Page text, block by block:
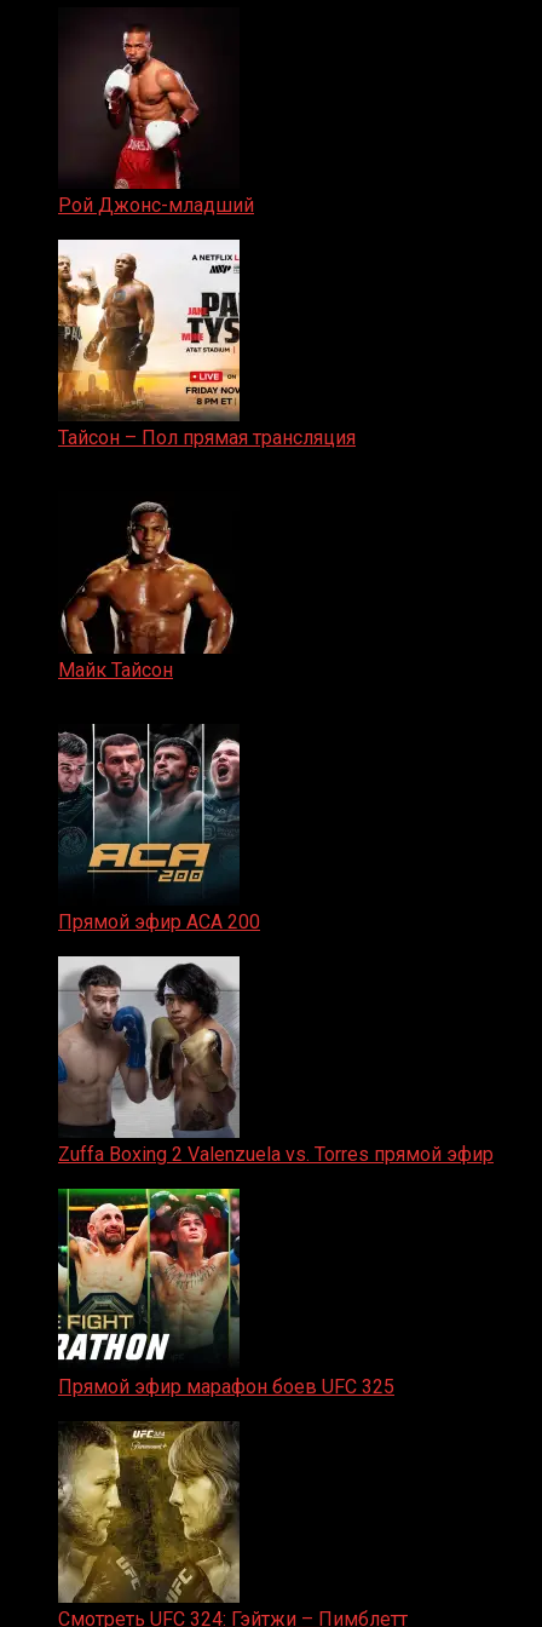
Рой Джонс-младший
Тайсон – Пол прямая трансляция
Майк Тайсон
Прямой эфир ACA 200
Zuffa Boxing 2 Valenzuela vs. Torres прямой эфир
Прямой эфир марафон боев UFC 325
Смотреть UFC 324: Гэйтжи – Пимблетт